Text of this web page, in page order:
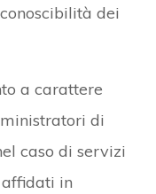
dei
a carattere
di
caso di servizi
in